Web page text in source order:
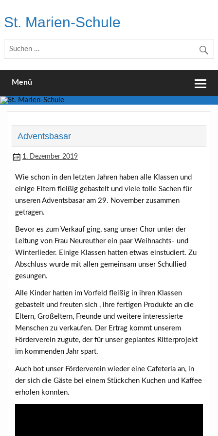
content
St. Marien-Schule
Menü
Adventsbasar
1. Dezember 2019
Wie schon in den letzten Jahren haben alle Klassen und
einige Eltern fleißig gebastelt und viele tolle Sachen für
unseren Adventsbasar am 29. November zusammen
getragen.
Bevor es zum Verkauf ging, sang unser Chor unter der
Leitung von Frau Neureuther ein paar Weihnachts- und
Winterlieder. Einige Klassen hatten etwas einstudiert. Zu
Abschluss wurde mit allen gemeinsam unser Schullied
gesungen.
Alle Kinder hatten im Vorfeld fleißig in ihren Klassen
gebastelt und freuten sich , ihre fertigen Produkte an die
Eltern, Großeltern, Freunde und weitere interessierte
Menschen zu verkaufen. Der Ertrag kommt unserem
Förderverein zugute, der für unser geplantes Ritterprojekt
im kommenden Jahr spart.
Auch bot unser Förderverein wieder eine Cafeteria an, in
der sich die Gäste bei einem Stückchen Kuchen und Kaffee
erholen konnten.